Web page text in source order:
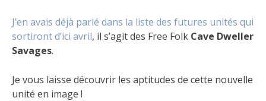
J’en avais déjà parlé dans la liste des futures unités qui
sortiront d’ici avril, il s’agit des Free Folk Cave Dweller
Savages.
Je vous laisse découvrir les aptitudes de cette nouvelle
unité en image !